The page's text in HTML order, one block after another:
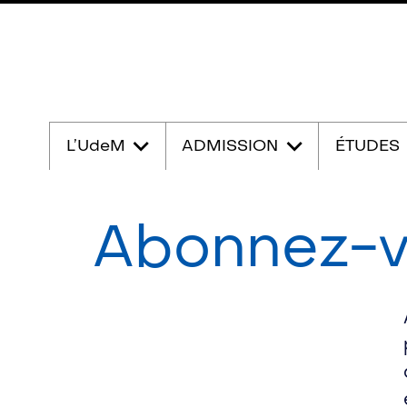
L’UdeM ADMISSION ÉTUDES
Abonnez-